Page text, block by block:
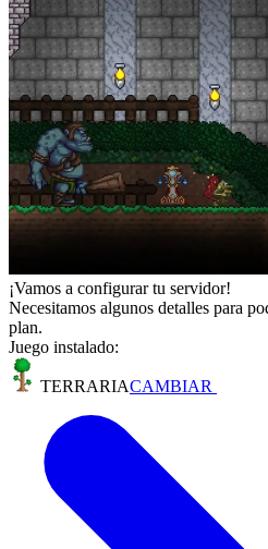
¡Vamos a configurar tu servidor!
Necesitamos algunos detalles para
plan.
Juego instalado:
TERRARIACAMBIAR